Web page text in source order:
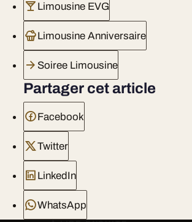
Limousine EVG
Limousine Anniversaire
Soiree Limousine
Partager cet article
Facebook
Twitter
LinkedIn
WhatsApp